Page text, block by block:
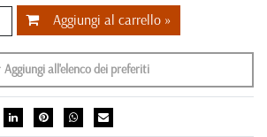
Aggiungi al carrello »
Aggiungi all'elenco dei preferiti